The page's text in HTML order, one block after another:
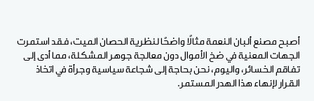
أصبح مصنع ألبان النعمة مثالًا واضحًا لنظرية الحصان الميت، فقد استمرت
الجهات المعنية في ضخ الأموال دون معالجة جوهر المشكلة، مما أدى إلى
تفاقم الخسائر، واليوم، نحن بحاجة إلى شجاعة سياسية وجرأة في اتخاذ
القرار لإنهاء هذا الهدر المستمر .